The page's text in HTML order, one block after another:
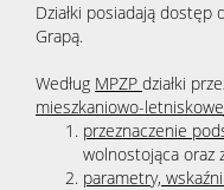
Działki posiadają
Grapą.
Według MPZP działki
mieszkaniowo-
przeznaczenie
wolnostojąca oraz
parametry,